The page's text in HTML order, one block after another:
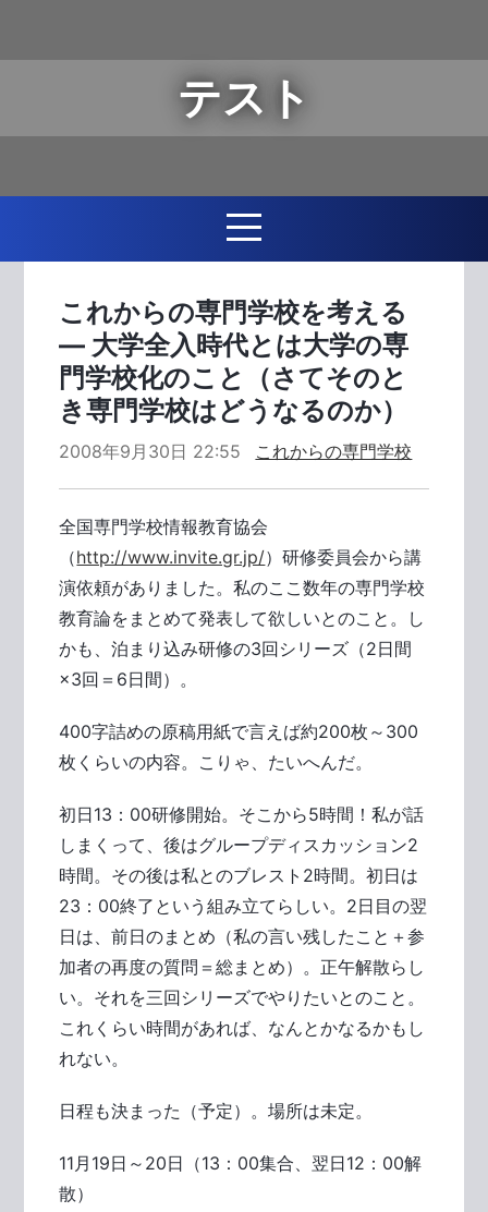
テスト
これからの専門学校を考える
― 大学全入時代とは大学の専
門学校化のこと（さてそのと
き専門学校はどうなるのか）
2008年9月30日 22:55 これからの専門学校
全国専門学校情報教育協会
（http://www.invite.gr.jp/）研修委員会から講
演依頼がありました。私のここ数年の専門学校
教育論をまとめて発表して欲しいとのこと。し
かも、泊まり込み研修の3回シリーズ（2日間
×3回＝6日間）。
400字詰めの原稿用紙で言えば約200枚～300
枚くらいの内容。こりゃ、たいへんだ。
初日13：00研修開始。そこから5時間！私が話
しまくって、後はグループディスカッション2
時間。その後は私とのブレスト2時間。初日は
23：00終了という組み立てらしい。2日目の翌
日は、前日のまとめ（私の言い残したこと＋参
加者の再度の質問＝総まとめ）。正午解散らし
い。それを三回シリーズでやりたいとのこと。
これくらい時間があれば、なんとかなるかもし
れない。
日程も決まった（予定）。場所は未定。
11月19日～20日（13：00集合、翌日12：00解
散）